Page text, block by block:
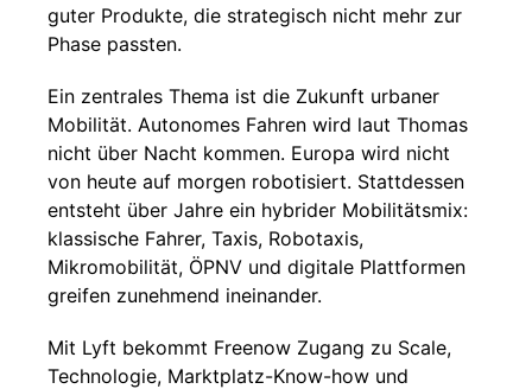
guter Produkte, die strategisch nicht mehr zur
Phase passten.
Ein zentrales Thema ist die Zukunft urbaner
Mobilität. Autonomes Fahren wird laut Thomas
nicht über Nacht kommen. Europa wird nicht
von heute auf morgen robotisiert. Stattdessen
entsteht über Jahre ein hybrider Mobilitätsmix:
klassische Fahrer, Taxis, Robotaxis,
Mikromobilität, ÖPNV und digitale Plattformen
greifen zunehmend ineinander.
Mit Lyft bekommt Freenow Zugang zu Scale,
Technologie, Marktplatz-Know-how und